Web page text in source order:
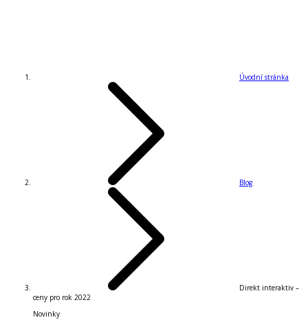
Úvodní stránka
Blog
Direkt interaktiv –
ceny pro rok 2022
Novinky